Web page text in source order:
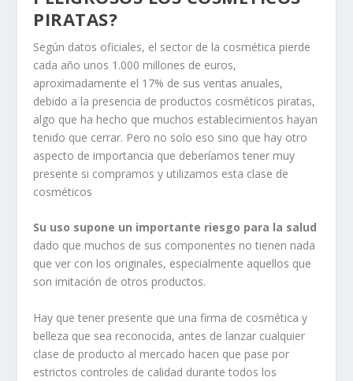
PIRATAS?
Según datos oficiales, el sector de la cosmética pierde
cada año unos 1.000 millones de euros,
aproximadamente el 17% de sus ventas anuales,
debido a la presencia de productos cosméticos piratas,
algo que ha hecho que muchos establecimientos hayan
tenido que cerrar. Pero no solo eso sino que hay otro
aspecto de importancia que deberíamos tener muy
presente si compramos y utilizamos esta clase de
cosméticos
Su uso supone un importante riesgo para la salud
dado que muchos de sus componentes no tienen nada
que ver con los originales, especialmente aquellos que
son imitación de otros productos.
Hay que tener presente que una firma de cosmética y
belleza que sea reconocida, antes de lanzar cualquier
clase de producto al mercado hacen que pase por
estrictos controles de calidad durante todos los